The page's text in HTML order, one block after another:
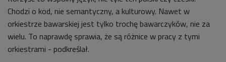
Chodzi o kod, nie semantyczny, a kulturowy. Nawet w
orkiestrze bawarskiej jest tylko trochę bawarczyków, nie za
wielu. To naprawdę sprawia, że są różnice w pracy z tymi
orkiestrami - podkreślał.